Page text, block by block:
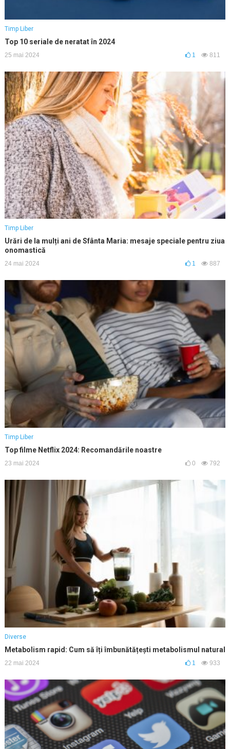
Timp Liber
Top 10 seriale de neratat în 2024
25 mai 2024 1 811
Timp Liber
Urări de la mulți ani de Sfânta Maria: mesaje speciale pentru ziua
onomastică
24 mai 2024 1 887
Timp Liber
Top filme Netflix 2024: Recomandările noastre
23 mai 2024 0 792
Diverse
Metabolism rapid: Cum să îți îmbunătățești metabolismul natural
22 mai 2024 1 933